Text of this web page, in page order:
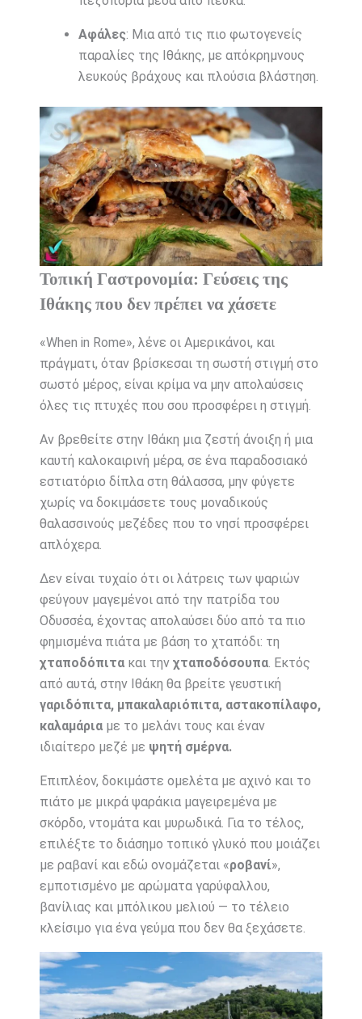
Αφάλες: Μια από τις πιο φωτογενείς
παραλίες της Ιθάκης, με απόκρημνους
λευκούς βράχους και πλούσια βλάστηση.
Τοπική Γαστρονομία: Γεύσεις της
Ιθάκης που δεν πρέπει να χάσετε
«When in Rome», λένε οι Αμερικάνοι, και
πράγματι, όταν βρίσκεσαι τη σωστή στιγμή στο
σωστό μέρος, είναι κρίμα να μην απολαύσεις
όλες τις πτυχές που σου προσφέρει η στιγμή.
Αν βρεθείτε στην Ιθάκη μια ζεστή άνοιξη ή μια
καυτή καλοκαιρινή μέρα, σε ένα παραδοσιακό
εστιατόριο δίπλα στη θάλασσα, μην φύγετε
χωρίς να δοκιμάσετε τους μοναδικούς
θαλασσινούς μεζέδες που το νησί προσφέρει
απλόχερα.
Δεν είναι τυχαίο ότι οι λάτρεις των ψαριών
φεύγουν μαγεμένοι από την πατρίδα του
Οδυσσέα, έχοντας απολαύσει δύο από τα πιο
φημισμένα πιάτα με βάση το χταπόδι: τη
χταποδόπιτακαι την χταποδόσουπα. Εκτός
από αυτά, στην Ιθάκη θα βρείτε γευστική
γαριδόπιτα, μπακαλαριόπιτα, αστακοπίλαφο,
καλαμάριαμε το μελάνι τους και έναν
ιδιαίτερο μεζέ με ψητή σμέρνα.
Επιπλέον, δοκιμάστε ομελέτα με αχινό και το
πιάτο με μικρά ψαράκια μαγειρεμένα με
σκόρδο, ντομάτα και μυρωδικά. Για το τέλος,
επιλέξτε το διάσημο τοπικό γλυκό που μοιάζει
με ραβανί και εδώ ονομάζεται «ροβανί»,
εμποτισμένο με αρώματα γαρύφαλλου,
βανίλιας και μπόλικου μελιού — το τέλειο
κλείσιμο για ένα γεύμα που δεν θα ξεχάσετε.